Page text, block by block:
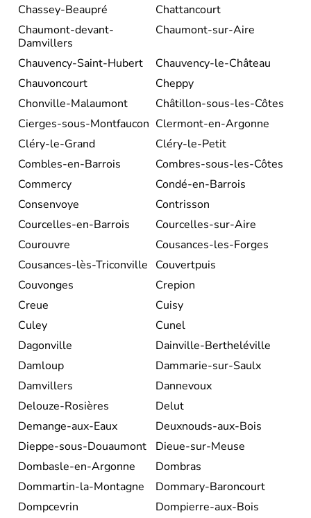
Chassey-Beaupré
Chattancourt
Chaumont-devant-
Damvillers
Chaumont-sur-Aire
Chauvency-Saint-Hubert
Chauvency-le-Château
Chauvoncourt
Cheppy
Chonville-Malaumont
Châtillon-sous-les-Côtes
Cierges-sous-Montfaucon Clermont-en-Argonne
Cléry-le-Grand
Cléry-le-Petit
Combles-en-Barrois
Combres-sous-les-Côtes
Commercy
Condé-en-Barrois
Consenvoye
Contrisson
Courcelles-en-Barrois
Courcelles-sur-Aire
Courouvre
Cousances-les-Forges
Cousances-lès-Triconville Couvertpuis
Couvonges
Crepion
Creue
Cuisy
Culey
Cunel
Dagonville
Dainville-Bertheléville
Damloup
Dammarie-sur-Saulx
Damvillers
Dannevoux
Delouze-Rosières
Delut
Demange-aux-Eaux
Deuxnouds-aux-Bois
Dieppe-sous-Douaumont
Dieue-sur-Meuse
Dombasle-en-Argonne
Dombras
Dommartin-la-Montagne
Dommary-Baroncourt
Dompcevrin
Dompierre-aux-Bois